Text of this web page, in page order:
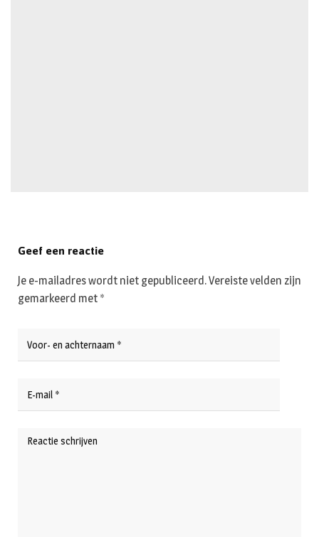
Geef een reactie
Je e-mailadres wordt niet gepubliceerd.Vereiste velden zijn
gemarkeerd met *